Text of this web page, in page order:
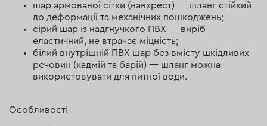
шар армованої сітки (навхрест) — шланг стійкий
до деформації та механічних пошкоджень;
сірий шар із надгнучкого ПВХ — виріб
еластичний, не втрачає міцність;
білий внутрішній ПВХ шар без вмісту шкідливих
речовин (кадмій та барій) — шланг можна
використовувати для питної води.
Особливості